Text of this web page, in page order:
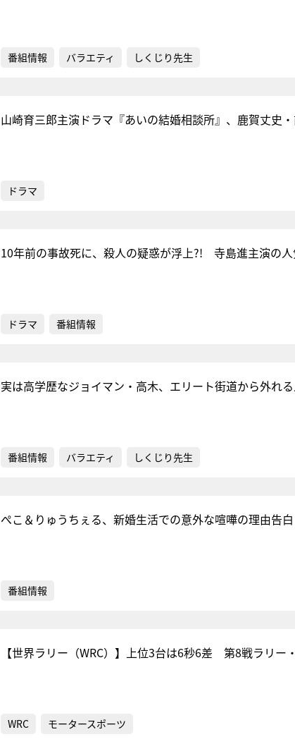
番組情報 バラエティ しくじり先生
山崎育三郎主演ドラマ『あいの結婚相談所』、鹿賀丈史
ドラマ
10年前の事故死に、殺人の疑惑が浮上?! 寺島進主演の
ドラマ 番組情報
実は高学歴なジョイマン・高木、エリート街道から外れ
番組情報 バラエティ しくじり先生
ぺこ＆りゅうちぇる、新婚生活での意外な喧嘩の理由告
番組情報
【世界ラリー（WRC）】上位3台は6秒6差 第8戦ラリー
WRC モータースポーツ